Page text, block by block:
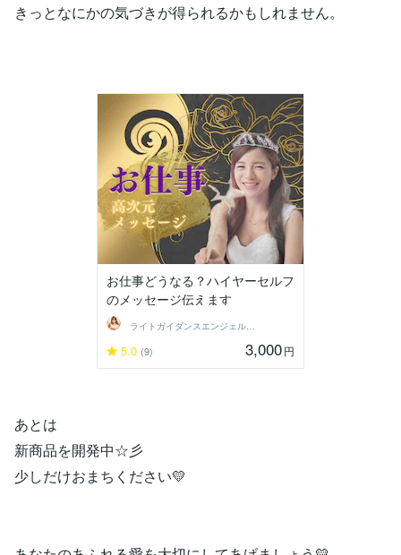
きっとなにかの気づきが得られるかもしれません。
お仕事どうなる？ハイヤーセルフ
のメッセージ伝えます
ライトガイダンスエンジェル✨結愛（ゆえ）
5.0 (9) 3,000円
あとは
新商品を開発中☆彡
少しだけおまちください💛